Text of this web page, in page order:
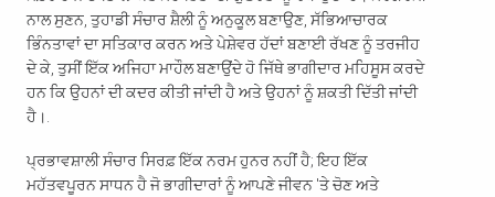
ਨਾਲ ਸੁਣਨ, ਤੁਹਾਡੀ ਸੰਚਾਰ ਸ਼ੈਲੀ ਨੂੰ ਅਨੁਕੂਲ ਬਣਾਉਣ, ਸੱਭਿਆਚਾਰਕ
ਭਿੰਨਤਾਵਾਂ ਦਾ ਸਤਿਕਾਰ ਕਰਨ ਅਤੇ ਪੇਸ਼ੇਵਰ ਹੱਦਾਂ ਬਣਾਈ ਰੱਖਣ ਨੂੰ ਤਰਜੀਹ
ਦੇ ਕੇ, ਤੁਸੀਂ ਇੱਕ ਅਜਿਹਾ ਮਾਹੌਲ ਬਣਾਉਂਦੇ ਹੋ ਜਿੱਥੇ ਭਾਗੀਦਾਰ ਮਹਿਸੂਸ ਕਰਦੇ
ਹਨ ਕਿ ਉਹਨਾਂ ਦੀ ਕਦਰ ਕੀਤੀ ਜਾਂਦੀ ਹੈ ਅਤੇ ਉਹਨਾਂ ਨੂੰ ਸ਼ਕਤੀ ਦਿੱਤੀ ਜਾਂਦੀ
ਹੈ।.
ਪ੍ਰਭਾਵਸ਼ਾਲੀ ਸੰਚਾਰ ਸਿਰਫ਼ ਇੱਕ ਨਰਮ ਹੁਨਰ ਨਹੀਂ ਹੈ; ਇਹ ਇੱਕ
ਮਹੱਤਵਪੂਰਨ ਸਾਧਨ ਹੈ ਜੋ ਭਾਗੀਦਾਰਾਂ ਨੂੰ ਆਪਣੇ ਜੀਵਨ 'ਤੇ ਚੋਣ ਅਤੇ